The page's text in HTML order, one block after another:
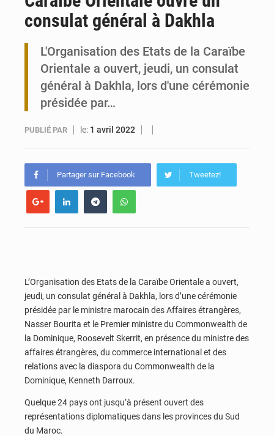
Victoire Dogbé prône l’engagement politique des femmes à Kigali
consulat général à Dakhla
L'Organisation des Etats de la Caraïbe
Orientale a ouvert, jeudi, un consulat
général à Dakhla, lors d'une cérémonie
présidée par…
PUBLIÉ PAR le: 1 avril 2022
Partager sur Facebook Tweetez!
L’Organisation des Etats de la Caraïbe Orientale a ouvert,
jeudi, un consulat général à Dakhla, lors d’une cérémonie
présidée par le ministre marocain des Affaires étrangères,
Nasser Bourita et le Premier ministre du Commonwealth de
la Dominique, Roosevelt Skerrit, en présence du ministre des
affaires étrangères, du commerce international et des
relations avec la diaspora du Commonwealth de la
Dominique, Kenneth Darroux.
Quelque 24 pays ont jusqu’à présent ouvert des
représentations diplomatiques dans les provinces du Sud
du Maroc.